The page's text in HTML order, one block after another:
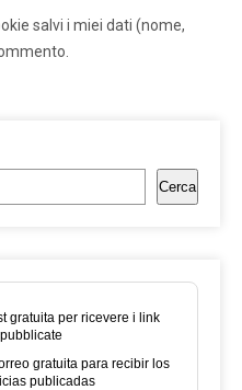
salvi i miei dati (nome,
Cerca
gratuita per ricevere i link
gratuita para recibir los
publicadas